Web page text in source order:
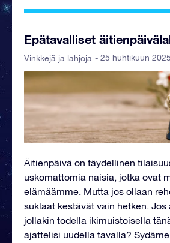
Epätavalliset
Vinkkejä ja lahjoja - 25 huhtikuun 2025
Äitienpäivä on täydellinen
uskomattomia naisia, jotka ovat
elämäämme. Mutta jos ollaan
suklaat kestävät vain hetken.
jollakin todella ikimuistoisella
ajattelisi uudella tavalla?